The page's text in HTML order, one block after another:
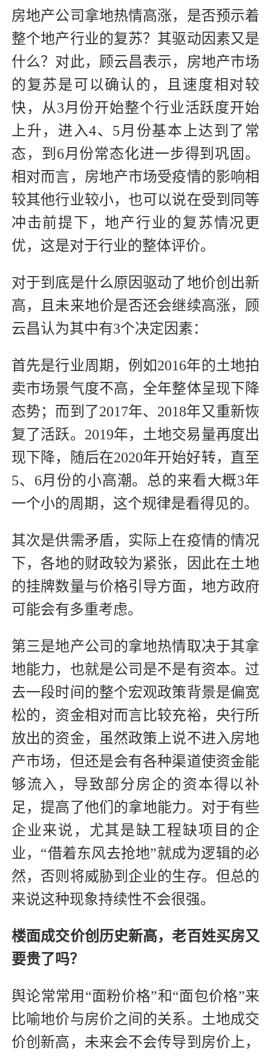
房地产公司拿地热情高涨，是否预示着
整个地产行业的复苏？其驱动因素又是
什么？对此，顾云昌表示，房地产市场
的复苏是可以确认的，且速度相对较
快，从3月份开始整个行业活跃度开始
上升，进入4、5月份基本上达到了常
态，到6月份常态化进一步得到巩固。
相对而言，房地产市场受疫情的影响相
较其他行业较小，也可以说在受到同等
冲击前提下，地产行业的复苏情况更
优，这是对于行业的整体评价。
对于到底是什么原因驱动了地价创出新
高，且未来地价是否还会继续高涨，顾
云昌认为其中有3个决定因素：
首先是行业周期，例如2016年的土地拍
卖市场景气度不高，全年整体呈现下降
态势；而到了2017年、2018年又重新恢
复了活跃。2019年，土地交易量再度出
现下降，随后在2020年开始好转，直至
5、6月份的小高潮。总的来看大概3年
一个小的周期，这个规律是看得见的。
其次是供需矛盾，实际上在疫情的情况
下，各地的财政较为紧张，因此在土地
的挂牌数量与价格引导方面，地方政府
可能会有多重考虑。
第三是地产公司的拿地热情取决于其拿
地能力，也就是公司是不是有资本。过
去一段时间的整个宏观政策背景是偏宽
松的，资金相对而言比较充裕，央行所
放出的资金，虽然政策上说不进入房地
产市场，但还是会有各种渠道使资金能
够流入，导致部分房企的资本得以补
足，提高了他们的拿地能力。对于有些
企业来说，尤其是缺工程缺项目的企
业，“借着东风去抢地”就成为逻辑的必
然，否则将威胁到企业的生存。但总的
来说这种现象持续性不会很强。
楼面成交价创历史新高，老百姓买房又
要贵了吗？
舆论常常用“面粉价格”和“面包价格”来
比喻地价与房价之间的关系。土地成交
价创新高，未来会不会传导到房价上，